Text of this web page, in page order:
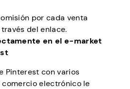
por cada venta
del enlace.
en el e-market
Pinterest con varios
electrónico le